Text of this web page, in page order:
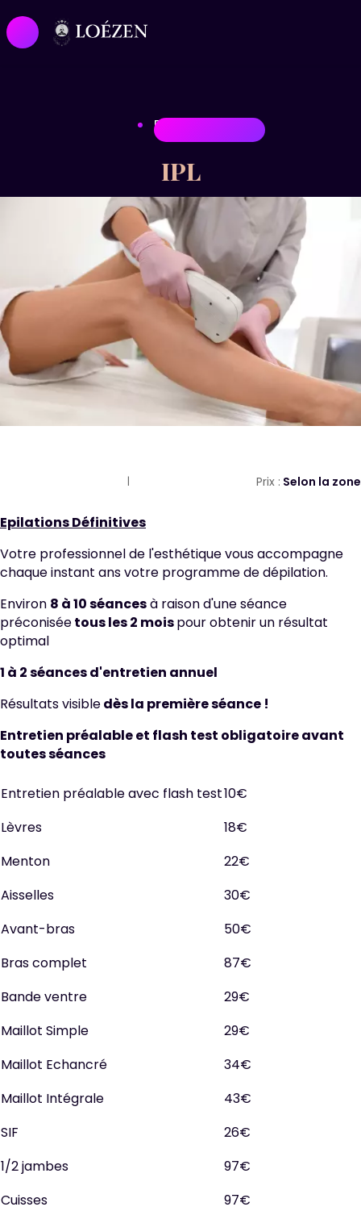
EPILATIONS
IPL
Prix : Selon la zone
Epilations Définitives
Votre professionnel de l'esthétique vous accompagne
chaque instant ans votre programme de dépilation.
Environ 8 à 10 séancesà raison d'une séance
préconiséetous les 2 moispour obtenir un résultat
optimal
1 à 2 séances d'entretien annuel
Résultats visibledès la première séance !
Entretien préalable et flash test obligatoire avant
toutes séances
Entretien préalable avec flash test10€
Lèvres
18€
Menton
22€
Aisselles
30€
Avant-bras
50€
Bras complet
87€
Bande ventre
29€
Maillot Simple
29€
Maillot Echancré
34€
Maillot Intégrale
43€
SIF
26€
1/2 jambes
97€
Cuisses
97€